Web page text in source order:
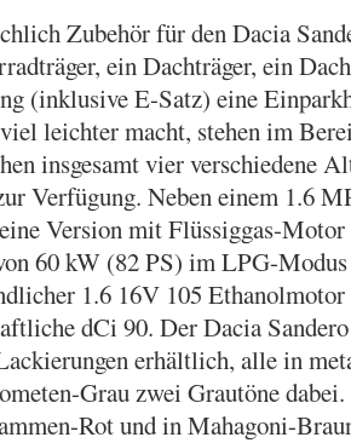
Zubehör für den Dacia
ein Dachträger, ein
(inklusive E-Satz) eine
leichter macht, stehen im
insgesamt vier verschiedene
Verfügung. Neben einem 1.6
Version mit Flüssiggas-
60 kW (82 PS) im LPG-
1.6 16V 105
dCi 90. Der Dacia
erhältlich, alle in
Grau zwei Grautöne
Rot und in Mahagoni-